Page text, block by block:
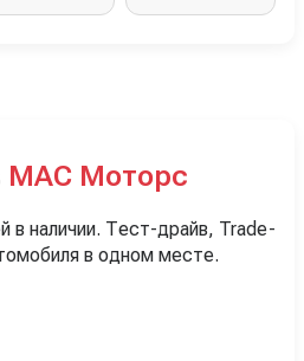
МАС Моторс
в наличии. Тест-драйв, Trade-
в одном месте.